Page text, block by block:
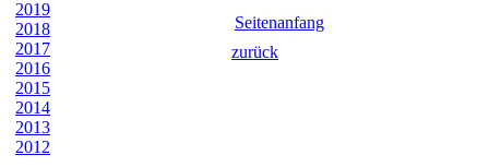
2019
2018
2017
2016
2015
2014
2013
2012
Seitenanfang
zurück